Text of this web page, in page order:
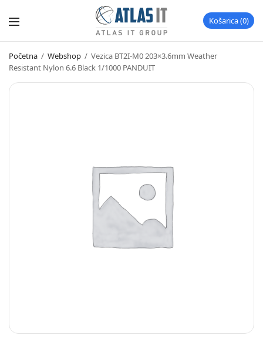
Košarica 0
Početna / Webshop / Vezica BT2I-M0 203×3.6mm Weather
Resistant Nylon 6.6 Black 1/1000 PANDUIT